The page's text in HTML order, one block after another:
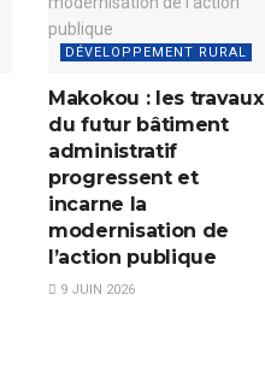
DÉVELOPPEMENT RURAL
Makokou : les travaux
du futur bâtiment
administratif
progressent et
incarne la
modernisation de
l’action publique
9 JUIN 2026